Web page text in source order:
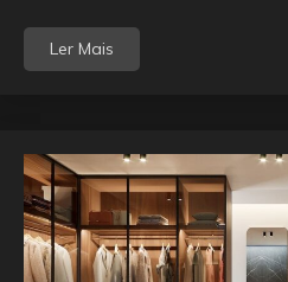
Ler Mais